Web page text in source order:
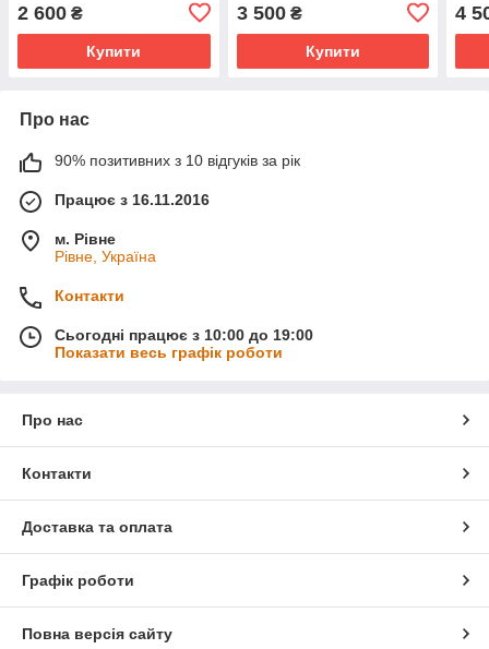
2 600 ₴
Купити
3 500₴
Купити
4
Про нас
90% позитивних з 10 відгуків за рік
Працює з 16.11.2016
м. Рівне
Рівне, Україна
Контакти
Сьогодні працює з 10:00 до 19:00
Показати весь графік роботи
Про нас
Контакти
Доставка та оплата
Графік роботи
Повна версія сайту